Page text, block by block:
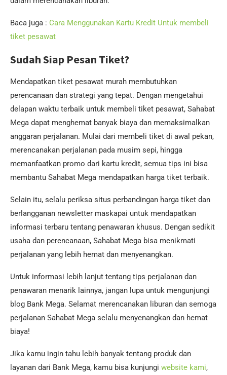
Baca juga : Cara Menggunakan Kartu Kredit Untuk membeli
tiket pesawat
Sudah Siap Pesan Tiket?
Mendapatkan tiket pesawat murah membutuhkan
perencanaan dan strategi yang tepat. Dengan mengetahui
delapan waktu terbaik untuk membeli tiket pesawat, Sahabat
Mega dapat menghemat banyak biaya dan memaksimalkan
anggaran perjalanan. Mulai dari membeli tiket di awal pekan,
merencanakan perjalanan pada musim sepi, hingga
memanfaatkan promo dari kartu kredit, semua tips ini bisa
membantu Sahabat Mega mendapatkan harga tiket terbaik.
Selain itu, selalu periksa situs perbandingan harga tiket dan
berlangganan newsletter maskapai untuk mendapatkan
informasi terbaru tentang penawaran khusus. Dengan sedikit
usaha dan perencanaan, Sahabat Mega bisa menikmati
perjalanan yang lebih hemat dan menyenangkan.
Untuk informasi lebih lanjut tentang tips perjalanan dan
penawaran menarik lainnya, jangan lupa untuk mengunjungi
blog Bank Mega. Selamat merencanakan liburan dan semoga
perjalanan Sahabat Mega selalu menyenangkan dan hemat
biaya!
Jika kamu ingin tahu lebih banyak tentang produk dan
layanan dari Bank Mega, kamu bisa kunjungi website kami,